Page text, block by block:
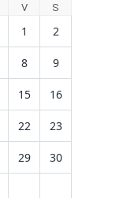
V S
1 2
8 9
15 16
22 23
29 30